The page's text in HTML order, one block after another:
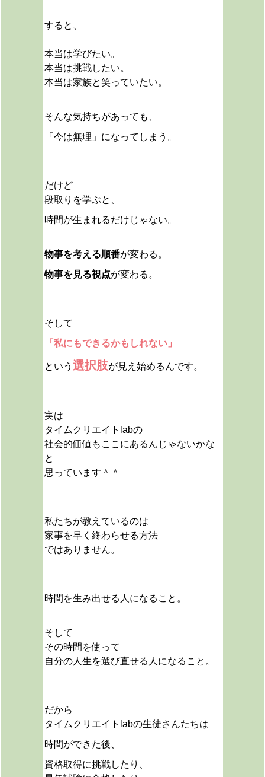
すると、
本当は学びたい。
本当は挑戦したい。
本当は家族と笑っていたい。
そんな気持ちがあっても、
「今は無理」 になってしまう。
だけど
段取りを学ぶと、
時間が生まれるだけじゃない。
物事を考える順番が変わる。
物事を見る視点が変わる。
そして
「私にもできるかもしれない」
という 選択肢が見え始めるんです。
実は
タイムクリエイトlabの
社会的価値も ここにあるんじゃないかな
と
思っています＾＾
私たちが教えているのは
家事を早く終わらせる方法
ではありません。
時間を生み出せる人になること。
そして
その時間を使って
自分の人生を選び直せる人になること。
だから
タイムクリエイトlabの生徒さんたちは
時間ができた後、
資格取得に挑戦したり、